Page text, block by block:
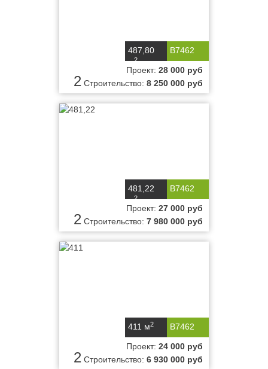
B7462
487,80
м2
2
Проект: 28 000 руб
Строительство: 8 250 000 руб
B7462
481,22
м2
2
Проект: 27 000 руб
Строительство: 7 980 000 руб
B7462
411 м2
2
Проект: 24 000 руб
Строительство: 6 930 000 руб